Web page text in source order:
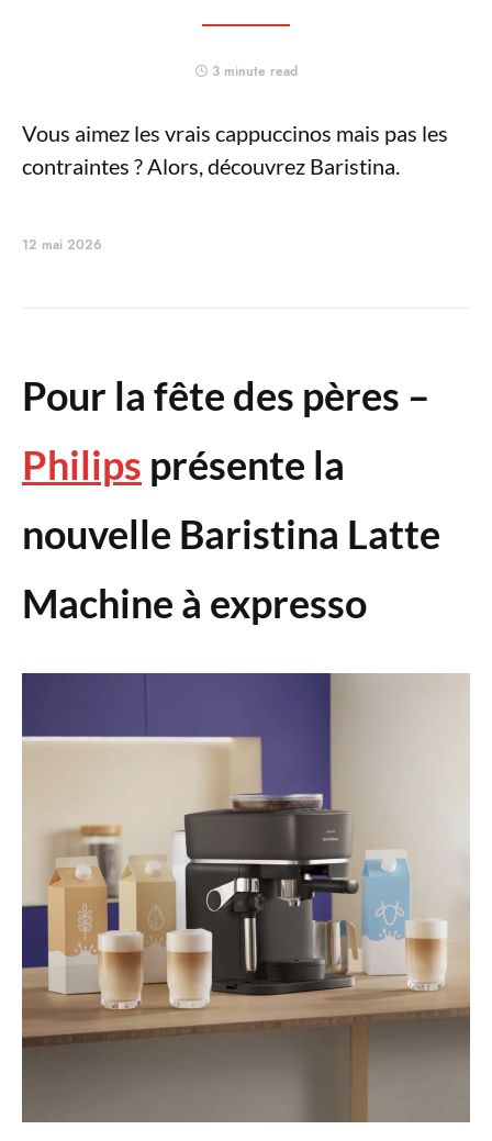
3 minute read
Vous aimez les vrais cappuccinos mais pas les
contraintes ? Alors, découvrez Baristina.
12 mai 2026
Pour la fête des pères –
Philips présente la
nouvelle Baristina Latte
Machine à expresso